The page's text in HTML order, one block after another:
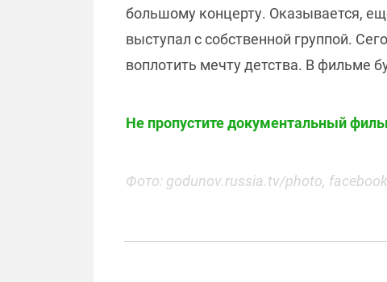
большому концерту. Оказывается,
выступал с собственной группой.
воплотить мечту детства. В фильме
Не пропустите документальный
Фото: godunov.russia.tv/photo,